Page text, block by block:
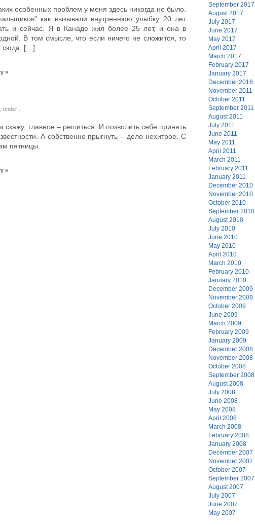
особенных проблем у меня здесь никогда не было.
как вызывали внутреннюю улыбку 20 лет
и сейчас. Я в Канаде жил более 25 лет, и она в
В том смысле, что если ничего не сложится, то
сюда, […]
»
under
скажу, главное – решиться. И позволить себе принять
А собственно прыгнуть – дело нехитрое. С
пятницы.
»
September 2017
August 2017
July 2017
June 2017
May 2017
April 2017
March 2017
February 2017
January 2017
December 2016
November 2011
October 2011
September 2011
August 2011
July 2011
June 2011
May 2011
April 2011
March 2011
February 2011
January 2011
December 2010
November 2010
October 2010
September 2010
August 2010
July 2010
June 2010
May 2010
April 2010
March 2010
February 2010
January 2010
December 2009
November 2009
October 2009
June 2009
March 2009
February 2009
January 2009
December 2008
November 2008
October 2008
September 2008
August 2008
July 2008
June 2008
May 2008
April 2008
March 2008
February 2008
January 2008
December 2007
November 2007
October 2007
September 2007
August 2007
July 2007
June 2007
May 2007